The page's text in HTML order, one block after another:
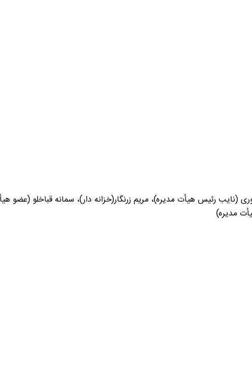
رئیس هیأت مدیره)، مریم زرنگار(خزانه دار)، سمانه قباخلو (عضو
مدیره)